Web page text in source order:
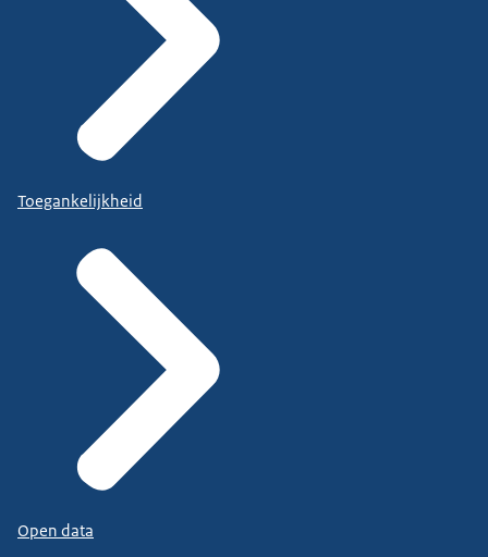
Toegankelijkheid
Open data